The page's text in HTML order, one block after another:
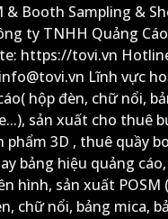
& Booth Sampling &
ty TNHH Quảng
https://tovi.vn
Lĩnh vực
hộp đèn, chữ nổi,
sản xuất cho thuê
3D , thuê quầy
bảng hiệu quảng
hình, sản xuất POSM
chữ nổi, bảng mica,